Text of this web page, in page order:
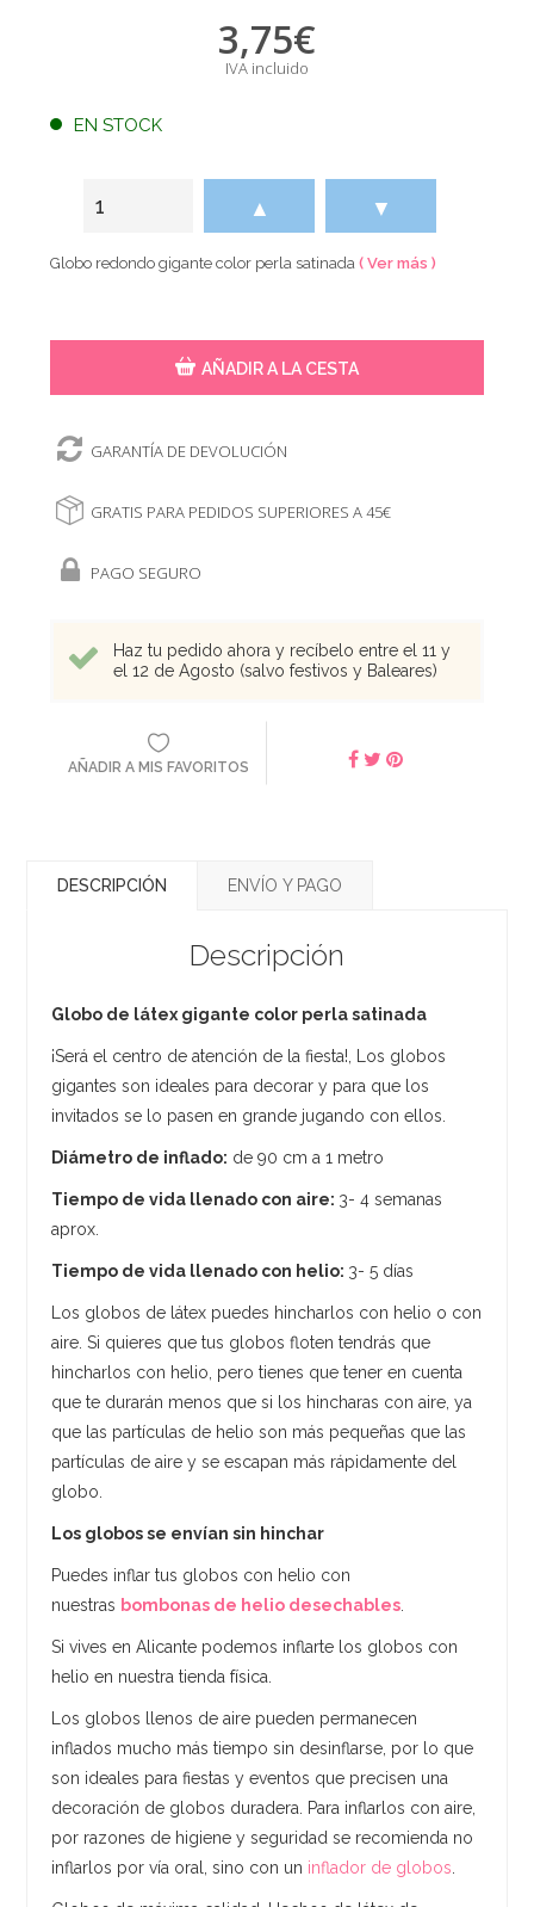
3,75€
IVA incluido
EN STOCK
▲ ▼
Globo redondo gigante color perla satinada( Ver más )
AÑADIR A LA CESTA
GARANTÍA DE DEVOLUCIÓN
GRATIS PARA PEDIDOS SUPERIORES A 45€
PAGO SEGURO
Haz tu pedido ahora y recíbelo entre el 11 y
el 12 de Agosto (salvo festivos y Baleares)
AÑADIR A MIS FAVORITOS
DESCRIPCIÓN ENVÍO Y PAGO
Descripción
Globo de látex gigante color perla satinada
¡Será el centro de atención de la fiesta!, Los globos
gigantes son ideales para decorar y para que los
invitados se lo pasen en grande jugando con ellos.
Diámetro de inflado: de 90 cm a 1 metro
Tiempo de vida llenado con aire: 3- 4 semanas
aprox.
Tiempo de vida llenado con helio: 3- 5 días
Los globos de látex puedes hincharlos con helio o con
aire. Si quieres que tus globos floten tendrás que
hincharlos con helio, pero tienes que tener en cuenta
que te durarán menos que si los hincharas con aire, ya
que las partículas de helio son más pequeñas que las
partículas de aire y se escapan más rápidamente del
globo.
Los globos se envían sin hinchar
Puedes inflar tus globos con helio con
nuestras bombonas de helio desechables
Si vives en Alicante podemos inflarte los globos con
helio en nuestra tienda física.
Los globos llenos de aire pueden permanecen
inflados mucho más tiempo sin desinflarse, por lo que
son ideales para fiestas y eventos que precisen una
decoración de globos duradera. Para inflarlos con aire,
por razones de higiene y seguridad se recomienda no
inflarlos por vía oral, sino con un inflador de globos